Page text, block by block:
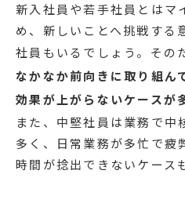
新入社員や若手社員とはマ
め、新しいことへ挑戦する
社員もいるでしょう。その
なかなか前向きに取り組ん
効果が上がらないケースが
また、中堅社員は業務で中
多く、日常業務が多忙で疲
時間が捻出できないケース